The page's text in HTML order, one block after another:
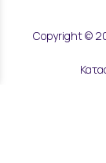
Copyright ©